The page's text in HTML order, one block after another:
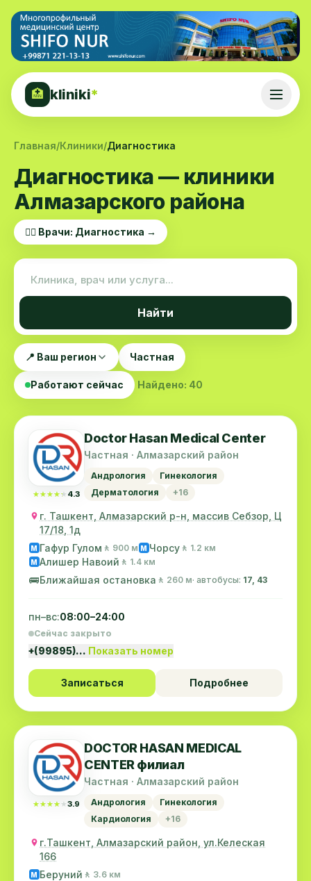
🏥 kliniki*
Главная/Клиники/Диагностика
Диагностика — клиники
Алмазарского района
👨‍⚕️ Врачи: Диагностика →
Найти
📍 Ваш регион Частная
Работают сейчас Найдено: 40
★★★★★
★★★★★ 4.3
Doctor Hasan Medical Center
Частная · Алмазарский район
Андрология
Гинекология
Дерматология
+16
г. Ташкент, Алмазарский р-н, массив Себзор, Ц
17/18, 1д
M Гафур Гулом 🚶 900 м M Чорсу 🚶 1.2 км
M Алишер Навоий 🚶 1.4 км
🚌Ближайшая остановка 🚶 260 м· автобусы: 17, 43
пн–вс:08:00–24:00
Сейчас закрыто
+(99895)… Показать номер
Записаться Подробнее
★★★★★
★★★★★3.9
DOCTOR HASAN MEDICAL
CENTER филиал
Частная · Алмазарский район
Андрология
Гинекология
Кардиология
+16
г.Ташкент, Алмазарский район, ул.Келеская
166
M Беруний 🚶 3.6 км